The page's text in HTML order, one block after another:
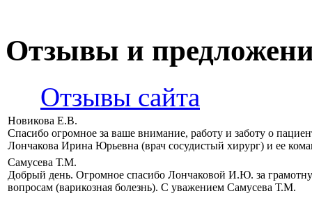
Отзывы и
Отзывы сайта
Новикова Е.В.
Спасибо огромное за ваше внимание, работу и заботу о
Лончакова Ирина Юрьевна (врач сосудистый хирург) и ее
Самусева Т.М.
Добрый день. Огромное спасибо Лончаковой И.Ю. за
вопросам (варикозная болезнь). С уважением Самусева Т.М.